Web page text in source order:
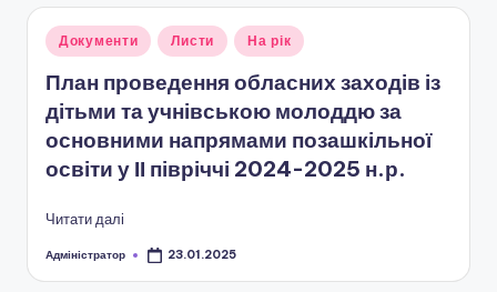
н
о
ї
о
с
іт
и
Опубліковано
Документи Листи На рік
План проведення обласних заходів із
дітьми та учнівською молоддю за
основними напрямами позашкільної
освіти у ІІ півріччі 2024-2025 н.р.
Читати далі
Опубліковано
Адміністратор 23.01.2025